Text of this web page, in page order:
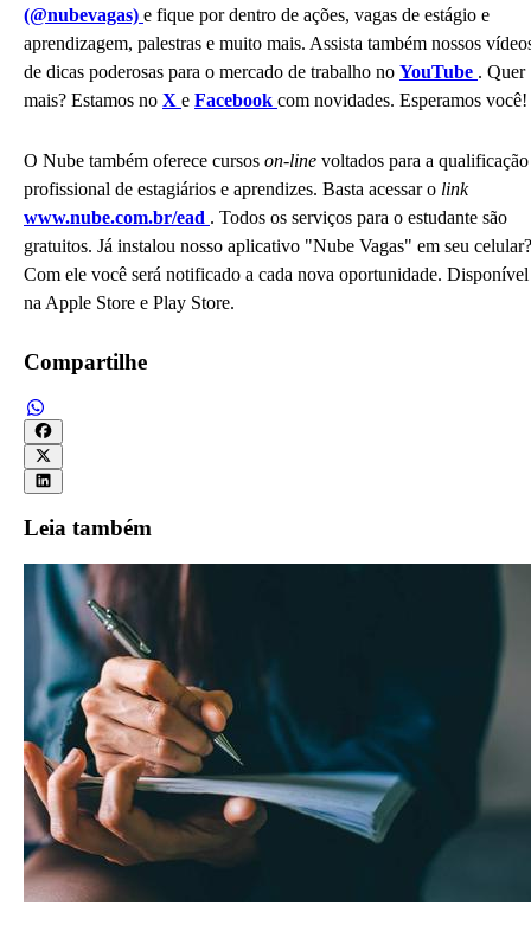
(@nubevagas) e fique por dentro de ações, vagas de estágio e
aprendizagem, palestras e muito mais. Assista também nossos
de dicas poderosas para o mercado de trabalho no YouTube . Quer
mais? Estamos no X e Facebook com novidades. Esperamos você!
O Nube também oferece cursos on-line voltados para a qualificação
profissional de estagiários e aprendizes. Basta acessar o link
www.nube.com.br/ead . Todos os serviços para o estudante são
gratuitos. Já instalou nosso aplicativo "Nube Vagas" em seu celular?
Com ele você será notificado a cada nova oportunidade. Disponível
na Apple Store e Play Store.
Compartilhe
Leia também